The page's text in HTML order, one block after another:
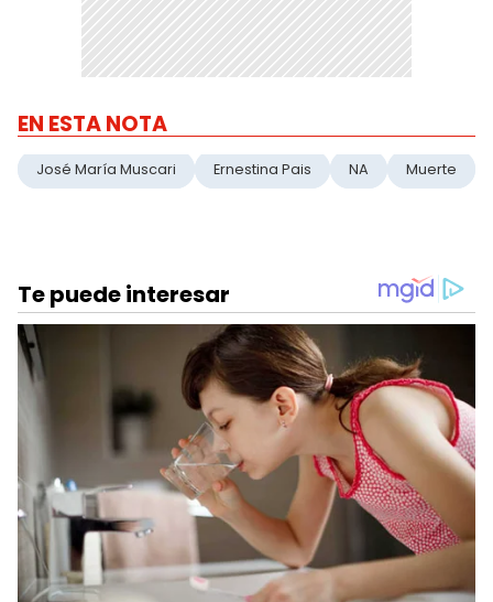
EN ESTA NOTA
José María Muscari Ernestina Pais NA Muerte